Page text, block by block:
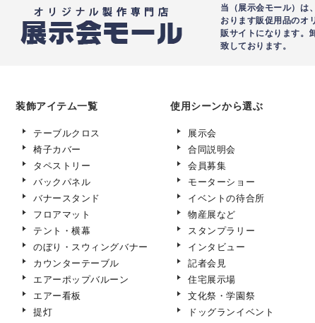
当（展示会モール）は
おります販促用品のオ
販サイトになります。
致しております。
装飾アイテム一覧
テーブルクロス
椅子カバー
タペストリー
バックパネル
バナースタンド
フロアマット
テント・横幕
のぼり・スウィングバナー
カウンターテーブル
エアーポップバルーン
エアー看板
提灯
使用シーンから選ぶ
展示会
合同説明会
会員募集
モーターショー
イベントの待合所
物産展など
スタンプラリー
インタビュー
記者会見
住宅展示場
文化祭・学園祭
ドッグランイベント